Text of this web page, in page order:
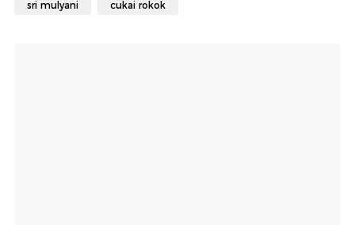
sri mulyani cukai rokok